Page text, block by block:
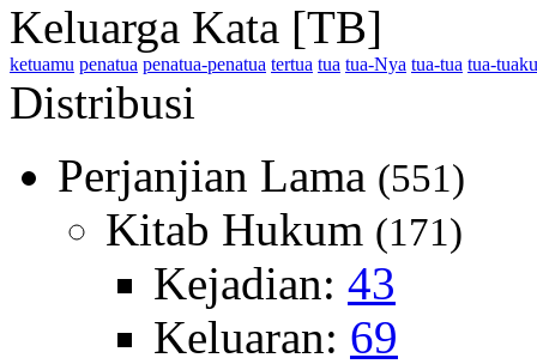
Keluarga Kata [TB]
ketuamu penatua penatua-penatua tertua tua tua-Nya tua-tua tua-tuaku
Distribusi
Perjanjian Lama (551)
Kitab Hukum (171)
Kejadian: 43
Keluaran: 69